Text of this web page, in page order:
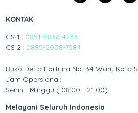
KONTAK
CS 1 : 0851-5836-4233
CS 2 : 0895-2008-7584
Ruko Delta Fortuna No. 34 Waru Kota
Jam Opersional:
Senin - Minggu ( 08:00 - 21:00)
Melayani Seluruh Indonesia